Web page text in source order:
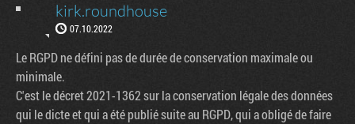
kirk.roundhouse
07.10.2022
Le RGPD ne défini pas de durée de conservation maximale ou
minimale.
C'est le décret 2021-1362 sur la conservation légale des données
qui le dicte et qui a été publié suite au RGPD, qui a obligé de faire